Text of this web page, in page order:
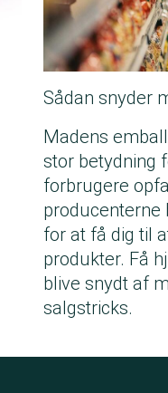
Sådan snyder
Madens
stor betydning
forbrugere
producenterne
for at få dig til
produkter. Få
blive snydt af
salgstricks.